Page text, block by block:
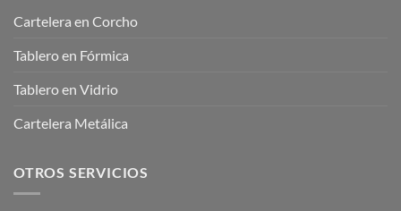
Cartelera en Corcho
Tablero en Fórmica
Tablero en Vidrio
Cartelera Metálica
OTROS SERVICIOS